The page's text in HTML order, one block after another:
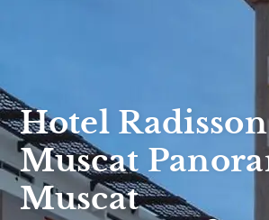
Hotel Radisson
Muscat
Muscat